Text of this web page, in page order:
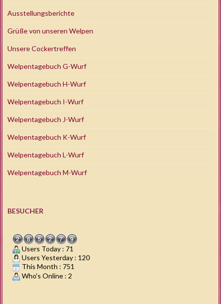
Ausstellungsberichte
Grüße von unseren Welpen
Unsere Cockertreffen
Welpentagebuch G-Wurf
Welpentagebuch H-Wurf
Welpentagebuch I-Wurf
Welpentagebuch J-Wurf
Welpentagebuch K-Wurf
Welpentagebuch L-Wurf
Welpentagebuch M-Wurf
BESUCHER
Users Today : 71
Users Yesterday : 120
This Month : 751
Who's Online : 2